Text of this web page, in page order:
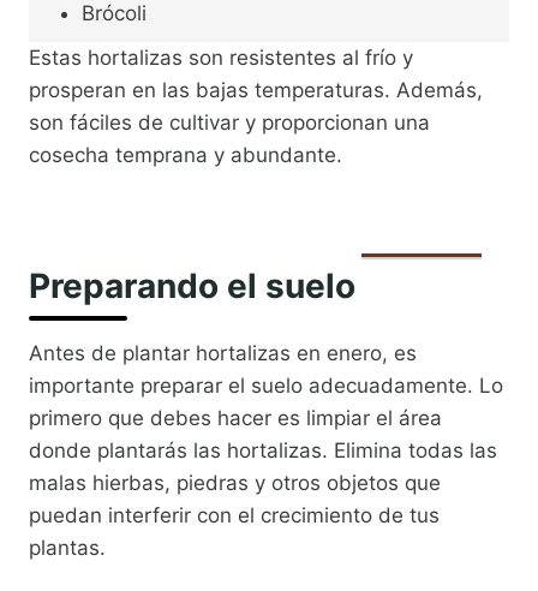
Brócoli
Estas hortalizas son resistentes al frío y
prosperan en las bajas temperaturas. Además,
son fáciles de cultivar y proporcionan una
cosecha temprana y abundante.
Preparando el suelo
Antes de plantar hortalizas en enero, es
importante preparar el suelo adecuadamente. Lo
primero que debes hacer es limpiar el área
donde plantarás las hortalizas. Elimina todas las
malas hierbas, piedras y otros objetos que
puedan interferir con el crecimiento de tus
plantas.